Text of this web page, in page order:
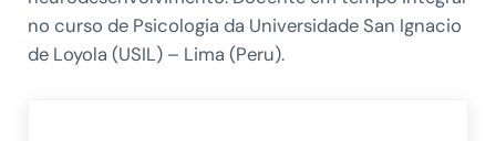
no curso de Psicologia da Universidade San Ignacio
de Loyola (USIL) – Lima (Peru).